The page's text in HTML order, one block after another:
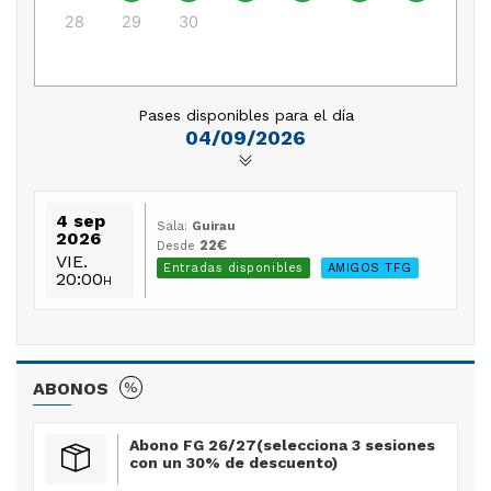
estas conductas?
28
29 30
Pases disponibles para el día
04/09/2026
4 sep
2026
VIE.
20:00H
Sala: Guirau
Desde 22€
Entradas disponibles AMIGOS TFG
ABONOS %
Abono FG 26/27(selecciona 3 sesiones
con un 30% de descuento)